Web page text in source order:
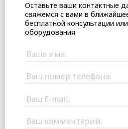
Оставьте ваши контактные
свяжемся с вами в
бесплатной консультации
оборудования